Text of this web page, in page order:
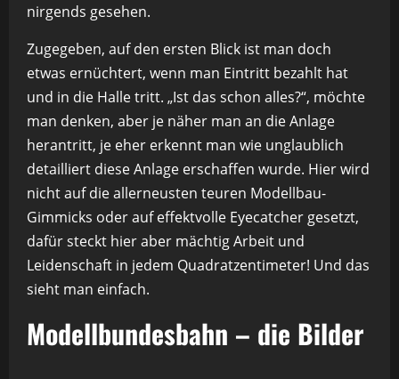
nirgends gesehen.
Zugegeben, auf den ersten Blick ist man doch
etwas ernüchtert, wenn man Eintritt bezahlt hat
und in die Halle tritt. „Ist das schon alles?“, möchte
man denken, aber je näher man an die Anlage
herantritt, je eher erkennt man wie unglaublich
detailliert diese Anlage erschaffen wurde. Hier wird
nicht auf die allerneusten teuren Modellbau-
Gimmicks oder auf effektvolle Eyecatcher gesetzt,
dafür steckt hier aber mächtig Arbeit und
Leidenschaft in jedem Quadratzentimeter! Und das
sieht man einfach.
Modellbundesbahn – die Bilder